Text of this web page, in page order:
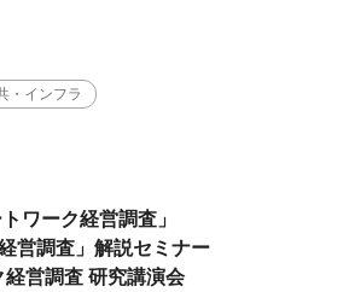
・インフラ
ワーク経営調査」
営調査」解説セミナー
経営調査 研究講演会